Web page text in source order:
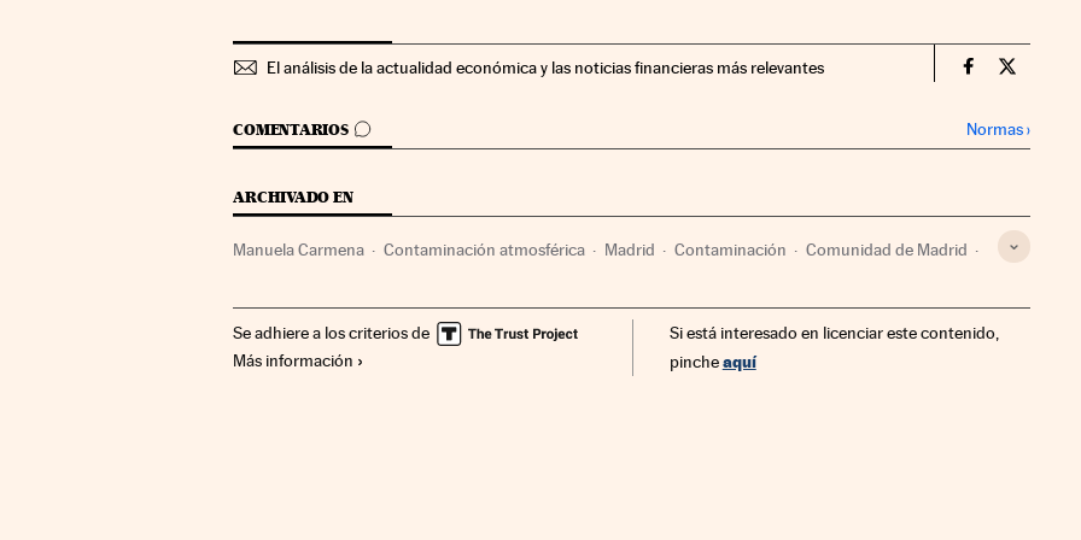
El análisis de la actualidad económica y las noticias financieras más relevantes Economia
COMENTARIOS
IR A LOS COMENTARIOS Normas›
ARCHIVADO EN
Manuela Carmena Contaminación atmosférica Madrid Contaminación Comunidad de Madrid
Gobierno municipal Administración local Política municipal Administración pública Política
Se adhiere a los criterios de
Más información
Si está interesado en licenciar este contenido,
pincheaquí